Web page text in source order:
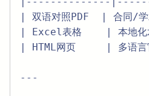
| 双语对照PDF  | 合
| Excel表格    | 本地
| HTML网页     | 多
---